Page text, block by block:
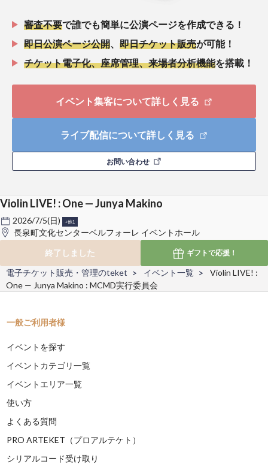
審査不要で誰でも簡単に公演ページを作成できる！
即日公演ページ公開
即日チケット販売が可能！
チケット電子化、座席管理、来場者分析機能を搭載！
イベント集客について詳しく見る
ライブ配信について詳しく見る
お問い合わせ
Violin LIVE! : One — Junya Makino
2026/7/5(日) +他1
長泉町文化センターベルフォーレ イベントホール
終了しました
ギフトで応援！
電子チケット販売・管理のteket イベント一覧
Violin LIVE! :
One — Junya Makino : MCMD実行委員会
一般ご利用者様
イベントを探す
イベントカテゴリ一覧
イベントエリア一覧
使い方
よくある質問
PRO ARTEKET（プロアルテケト）
シリアルコード受け取り